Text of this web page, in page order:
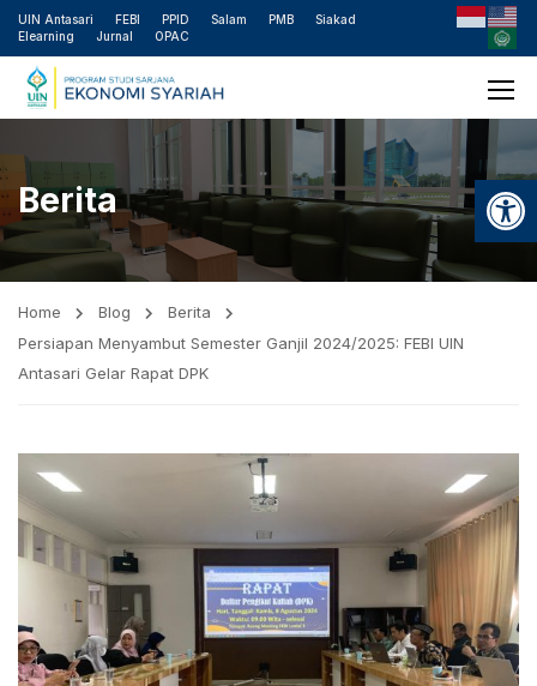
UIN Antasari FEBI PPID Salam PMB
Siakad
Elearning
Jurnal OPAC
Berita
Home Blog
Berita
Persiapan Menyambut Semester Ganjil 2024/2025: FEBI UIN
Antasari Gelar Rapat DPK